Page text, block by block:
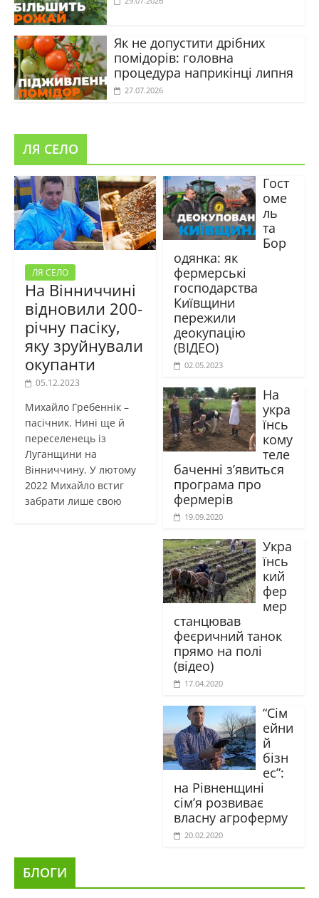
Як не допустити дрібних
помідорів: головна
процедура наприкінці липня
27.07.2026
ЛЯ СЕЛО
ЛЯ СЕЛО
На Вінниччині
відновили 200-
річну пасіку,
яку зруйнували
окупанти
05.12.2023
Михайло Гребеннік –
пасічник. Нині ще й
переселенець із
Луганщини на
Вінниччину. У лютому
2022 Михайло встиг
забрати лише свою
Гост
оме
ль
та
Бор
одянка: як
фермерські
господарства
Київщини
пережили
деокупацію
(ВІДЕО)
02.05.2023
На
укра
їнсь
кому
теле
баченні з’явиться
програма про
фермерів
19.09.2020
Укра
їнсь
кий
фер
мер
станцював
феєричний танок
прямо на полі
(відео)
17.04.2020
“Сім
ейни
й
бізн
ес”:
на Рівненщині
сім’я розвиває
власну агроферму
20.02.2020
БЛОГИ